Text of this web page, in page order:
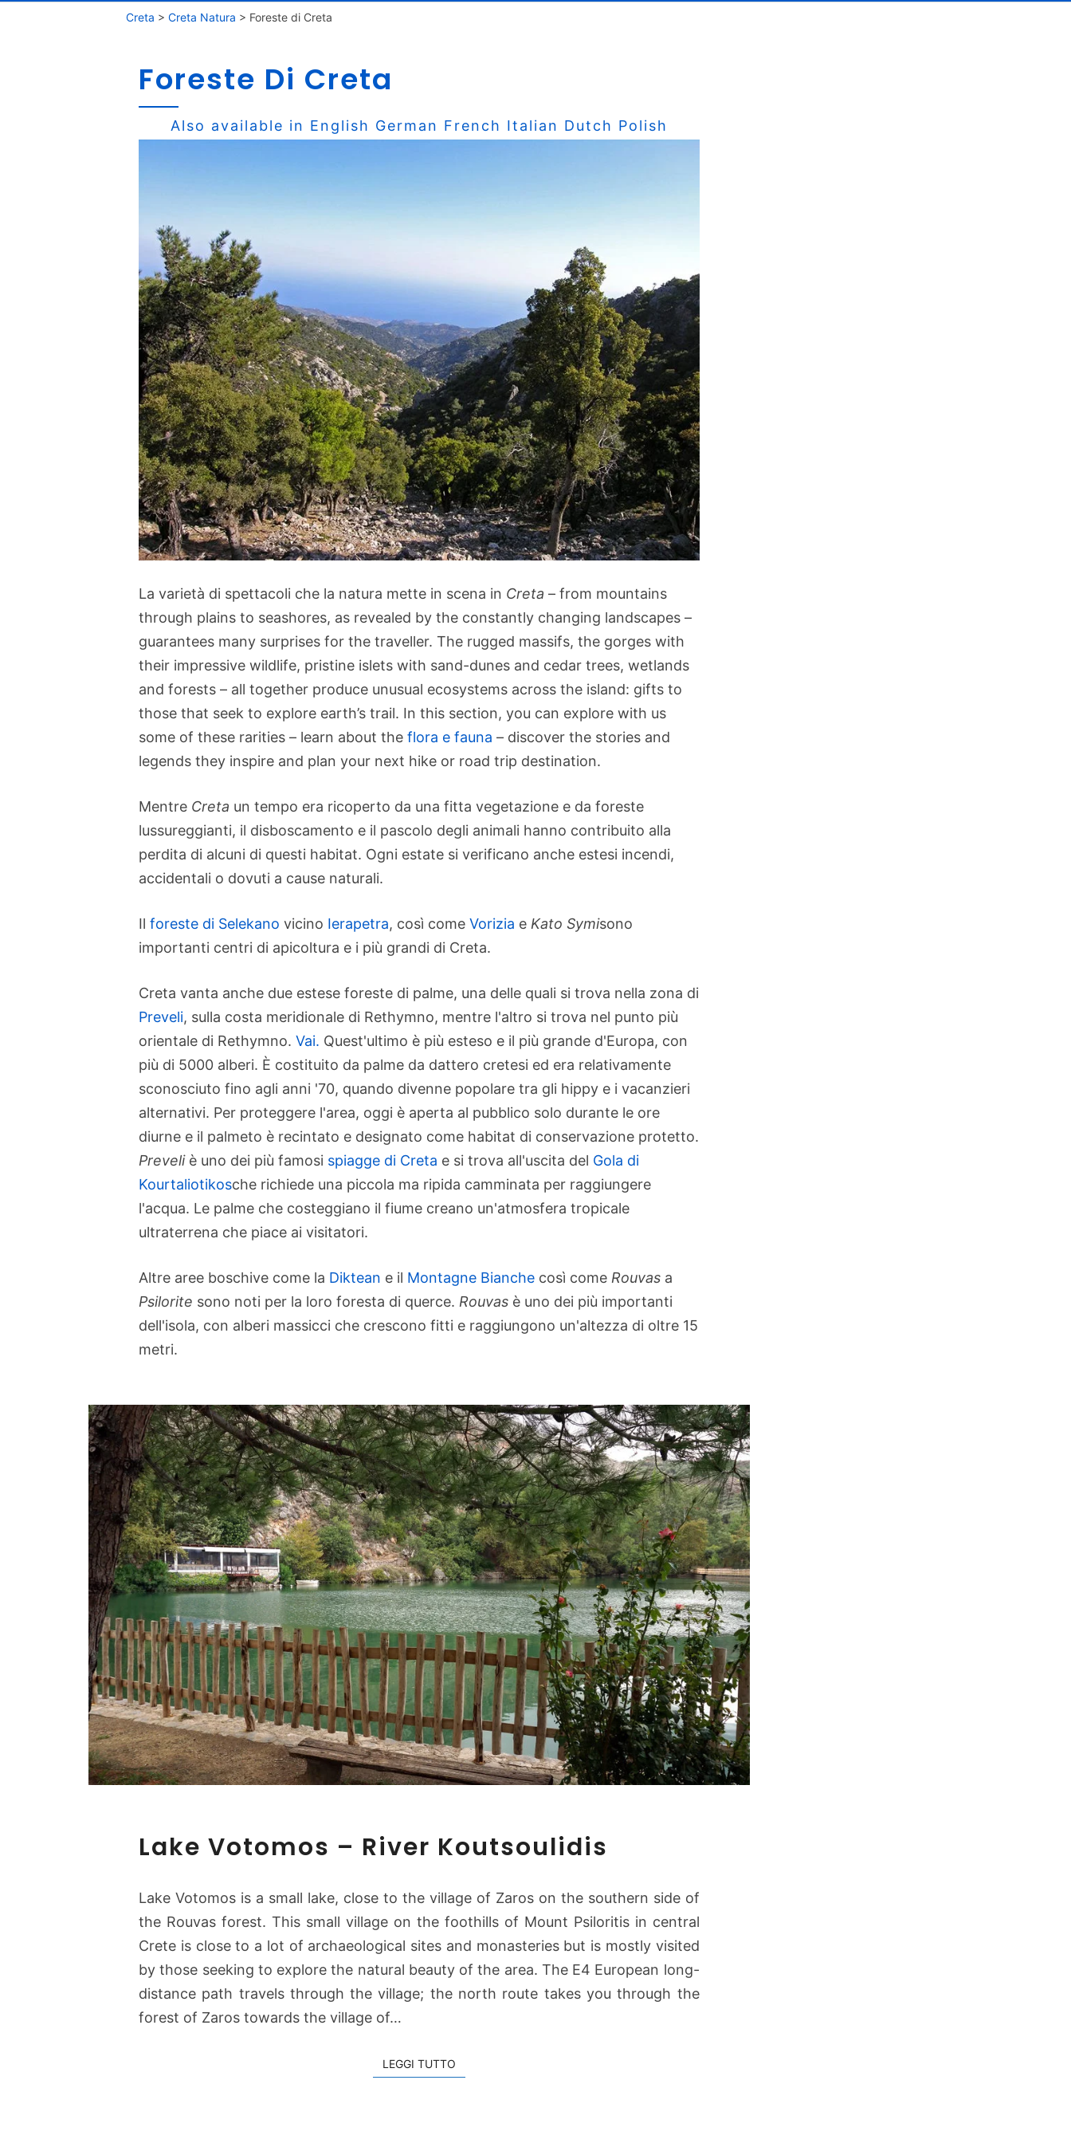
Creta > Creta Natura > Foreste di Creta
Foreste Di Creta
Also available in English German French Italian Dutch Polish
La varietà di spettacoli che la natura mette in scena in Creta – from mountains
through plains to seashores, as revealed by the constantly changing landscapes –
guarantees many surprises for the traveller. The rugged massifs, the gorges with
their impressive wildlife, pristine islets with sand-dunes and cedar trees, wetlands
and forests – all together produce unusual ecosystems across the island: gifts to
those that seek to explore earth’s trail. In this section, you can explore with us
some of these rarities – learn about the flora e fauna – discover the stories and
legends they inspire and plan your next hike or road trip destination.
Mentre Creta un tempo era ricoperto da una fitta vegetazione e da foreste
lussureggianti, il disboscamento e il pascolo degli animali hanno contribuito alla
perdita di alcuni di questi habitat. Ogni estate si verificano anche estesi incendi,
accidentali o dovuti a cause naturali.
Il foreste di Selekano vicino Ierapetra, così come Vorizia e Kato Symisono
importanti centri di apicoltura e i più grandi di Creta.
Creta vanta anche due estese foreste di palme, una delle quali si trova nella zona di
Preveli, sulla costa meridionale di Rethymno, mentre l'altro si trova nel punto più
orientale di Rethymno. Vai. Quest'ultimo è più esteso e il più grande d'Europa, con
più di 5000 alberi. È costituito da palme da dattero cretesi ed era relativamente
sconosciuto fino agli anni '70, quando divenne popolare tra gli hippy e i vacanzieri
alternativi. Per proteggere l'area, oggi è aperta al pubblico solo durante le ore
diurne e il palmeto è recintato e designato come habitat di conservazione protetto.
Preveliè uno dei più famosi spiagge di Creta e si trova all'uscita del Gola di
Kourtaliotikosche richiede una piccola ma ripida camminata per raggiungere
l'acqua. Le palme che costeggiano il fiume creano un'atmosfera tropicale
ultraterrena che piace ai visitatori.
Altre aree boschive come la Diktean e il Montagne Bianche così come Rouvas a
Psilorite sono noti per la loro foresta di querce. Rouvas è uno dei più importanti
dell'isola, con alberi massicci che crescono fitti e raggiungono un'altezza di oltre 15
metri.
a
V
o
t
o
m
R
Lake Votomos – River Koutsoulidis
Lake Votomos is a small lake, close to the village of Zaros on the southern side of
the Rouvas forest. This small village on the foothills of Mount Psiloritis in central
Crete is close to a lot of archaeological sites and monasteries but is mostly visited
by those seeking to explore the natural beauty of the area. The E4 European long-
distance path travels through the village; the north route takes you through the
forest of Zaros towards the village of…
LEGGI TUTTO